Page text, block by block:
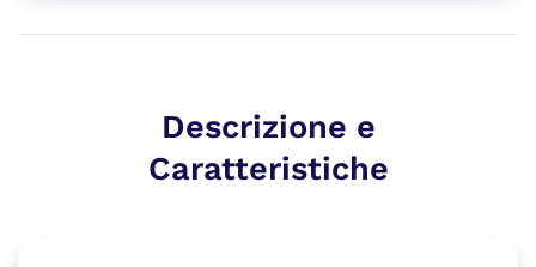
Descrizione e
Caratteristiche